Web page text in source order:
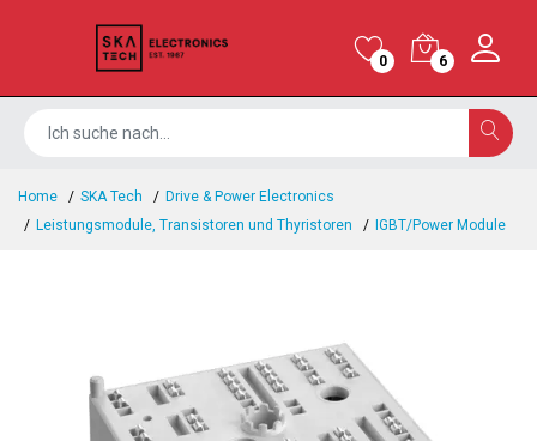
0 6
Home SKA Tech
Drive & Power Electronics
Leistungsmodule, Transistoren und Thyristoren
IGBT/Power Module